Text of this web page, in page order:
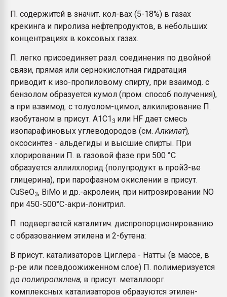
П. содержитсй в значит. кол-вах (5-18%) в газах
крекинга и пиролиза нефтепродуктов, в небольших
концентрациях в коксовых газах.
П. легко присоединяет разл. соединения по двойной
связи, прямая или сернокислотная гидратация
приводит к изо-пропиловому спирту, при взаимод. с
бензолом образуется кумол (пром. способ получения),
а при взаимод. с толуолом-цимол, алкилирование П.
изобутаном в присут. А1С1 3 или HF дает смесь
изопарафиновых углеводородов (см.Алкилат),
оксосинтез - альдегиды и высшие спирты. При
хлорировании П. в газовой фазе при 500 °С
образуется аллилхлорид (полупродукт в пройЗ-ве
глицерина), при парофазном окислении в присут.
CuSeO3, BiMo и др.-акролеин, при нитрозировании NO
при 450-500°С-акри-лонитрил.
П. подвергаетсй каталитич. диспропорционированию
с образованием этилена и 2-бутена:
В присут. катализаторов Циглера - Натты (в массе, в
р-ре или псевдоожиженном слое) П. полимеризуется
до полипропилена; в присут. металлоорг.
комплексных катализаторов образуются этилен-